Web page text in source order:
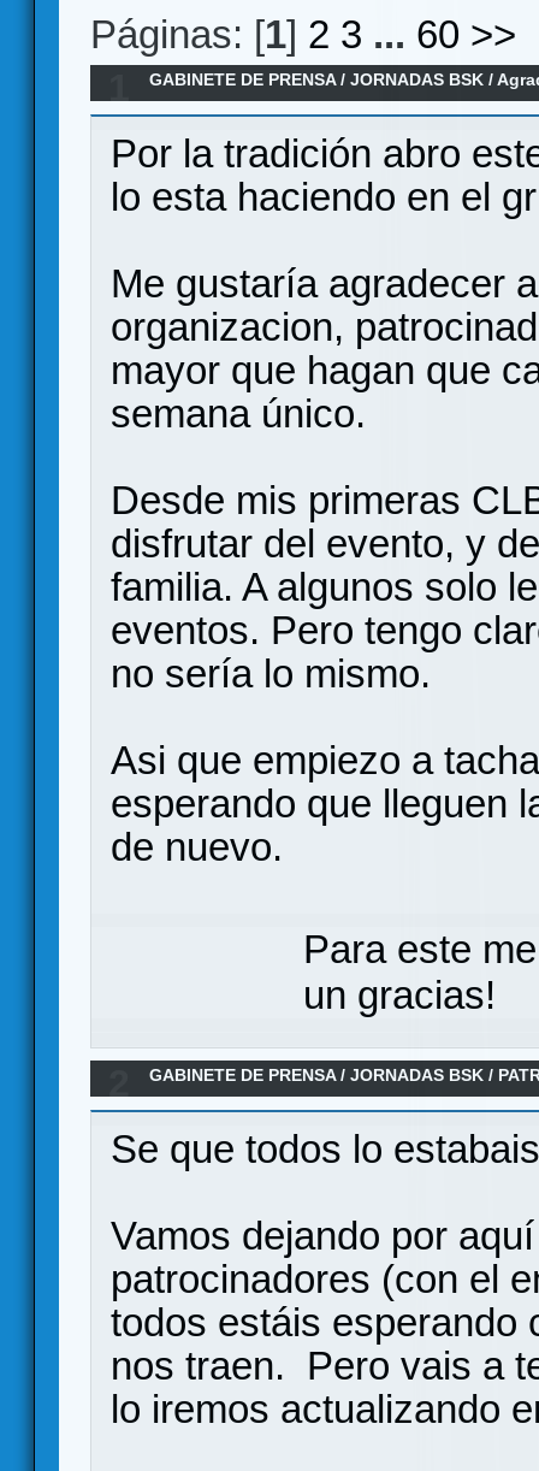
Páginas: [1] 2 3 ... 60 >>
GABINETE DE PRENSA/JORNADAS BSK /
Por la tradición abro
lo esta haciendo en el
Me gustaría agradecer
organizacion,
mayor que hagan que
semana único.
Desde mis primeras
disfrutar del evento, y
familia. A algunos solo
eventos. Pero tengo
no sería lo mismo.
Asi que empiezo a
esperando que lleguen
de nuevo.
Para este
un gracias!
GABINETE DE PRENSA/JORNADAS BSK /
Se que todos lo
Vamos dejando por
patrocinadores (con el
todos estáis esperando
nos traen. Pero vais a
lo iremos actualizando